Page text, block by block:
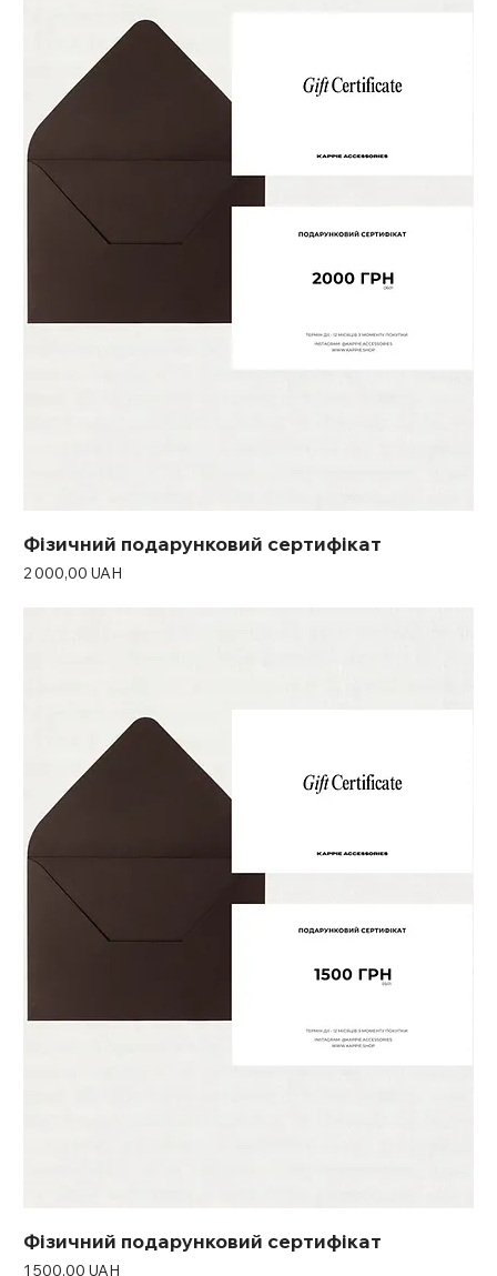
Фізичний подарунковий сертифікат
Ціна
2 000,00 UAH
Фізичний подарунковий сертифікат
Ціна
1 500,00 UAH